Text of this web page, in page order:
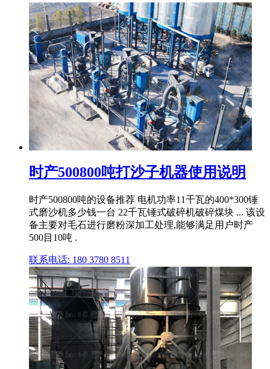
时产500800吨打沙子机器使用说明
时产500800吨的设备推荐 电机功率11千瓦的400*300锤
式磨沙机多少钱一台 22千瓦锤式破碎机破碎煤块 ... 该设
备主要对毛石进行磨粉深加工处理,能够满足用户时产
500目10吨 .
联系电话: 180 3780 8511